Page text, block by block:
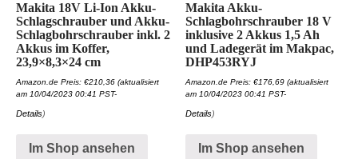
Makita 18V Li-Ion Akku-
Schlagschrauber und Akku-
Schlagbohrschrauber inkl. 2
Akkus im Koffer,
23,9×8,3×24 cm
Amazon.de Preis: €210,36 (aktualisiert
am 10/04/2023 00:41 PST-
Details)
Im Shop ansehen
Makita Akku-
Schlagbohrschrauber 18 V
inklusive 2 Akkus 1,5 Ah
und Ladegerät im Makpac,
DHP453RYJ
Amazon.de Preis:€176,69 (aktualisiert
am 10/04/2023 00:41 PST-
Details)
Im Shop ansehen